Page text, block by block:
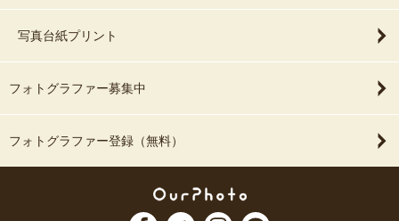
写真台紙プリント
フォトグラファー募集中
フォトグラファー登録（無料）